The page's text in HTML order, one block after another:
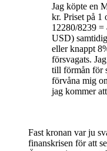
Jag köpte en
kr. Priset på 1
12280/8239 =
USD)
eller knappt
försvagats.
till förmån för
förvåna mig
jag kommer
Fast kronan var ju
finanskrisen för att